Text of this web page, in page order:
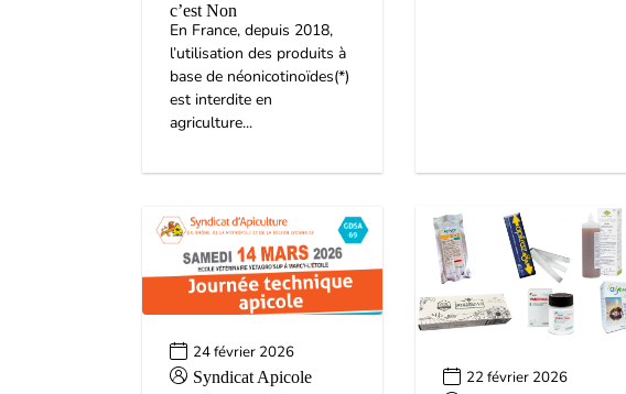
c’est Non
En France, depuis 2018,
l’utilisation des produits à
base de néonicotinoïdes(*)
est interdite en
agriculture...
24 février 2026
Syndicat Apicole
22 février 2026